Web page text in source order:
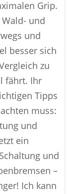
Grip.
und
und
besser sich
zu
fährt. Ihr
Tipps
muss:
und
ein
und
–
Ich kann